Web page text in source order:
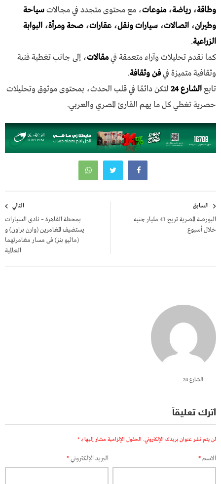
وطاقة، رياضة،منوعات، مع محتوى متجدد في مجالاتسياحة
وطيران، اتصالات، سيارات ونقل، عقارات، صحة ومرأة، البوابة
الزراعية.
كما نقدم تحليلات وآراء متعمقة فيمقالات، إلى جانب تغطية فنية
وثقافية متميزة فيفن وثقافة.
تابعالشارع 24
لتكن دائمًا في قلب الحدث، بمحتوى موثوق وتحليلات
حصرية تغطي كل ما يهم القارئ المصري والعربي.
المقالات
السابق
البورصة المصرية تربح 41 مليار جنيه
خلال أسبوع
التالي
بمحطة القاهرة – نادى السيارات
يستضيف المغامرين (وارن براون) و
(ماثيو بنز) فى مسار مغامرتهما
العالمية
الشارع 24
اترك تعليقاً
لن يتم نشر عنوان بريدك الإلكتروني. الحقول الإلزامية مشار إليها بـ *
الاسم* البريد الإلكتروني*